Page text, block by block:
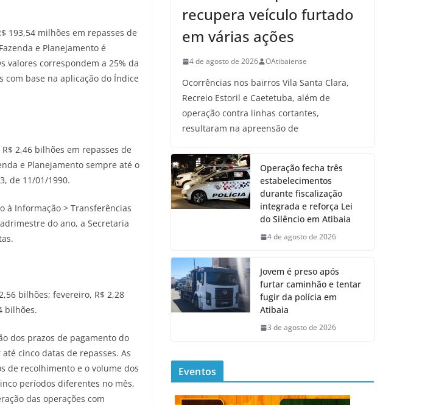
193,54 milhões em repasses de
e Planejamento é
valores correspondem a 25% da
base na aplicação do Índice
2,46 bilhões em repasses de
e Planejamento sempre até o
de 11/01/1990.
à Informação > Transferências
do ano, a Secretaria
bilhões; fevereiro, R$ 2,28
bilhões.
dos prazos de pagamento do
cinco datas de repasses. As
de recolhimento e o volume dos
períodos diferentes no mês,
das operações com
recupera veículo furtado
em várias ações
4 de agosto de 2026 OAtibaiense
Ocorrências nos bairros Vila Santa Clara,
Recreio Estoril e Caetetuba, além de
operação contra linhas cortantes,
resultaram na apreensão de
Operação fecha três
estabelecimentos
durante fiscalização
integrada e reforça Lei
do Silêncio em Atibaia
4 de agosto de 2026
Jovem é preso após
furtar caminhão e tentar
fugir da polícia em
Atibaia
3 de agosto de 2026
Eventos